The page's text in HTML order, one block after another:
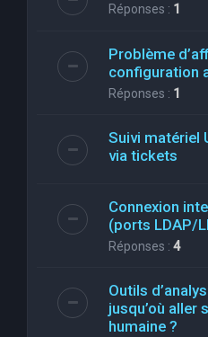
Réponses : 1
Problème
configuration
Réponses : 1
Suivi matériel
via tickets
Connexion
(ports LDAP/
Réponses : 4
Outils
jusqu’où aller
humaine ?